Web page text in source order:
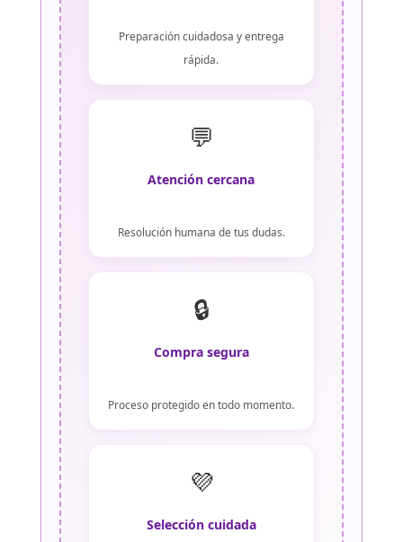
Preparación cuidadosa y entrega
rápida.
💬
Atención cercana
Resolución humana de tus dudas.
🔒
Compra segura
Proceso protegido en todo momento.
💜
Selección cuidada